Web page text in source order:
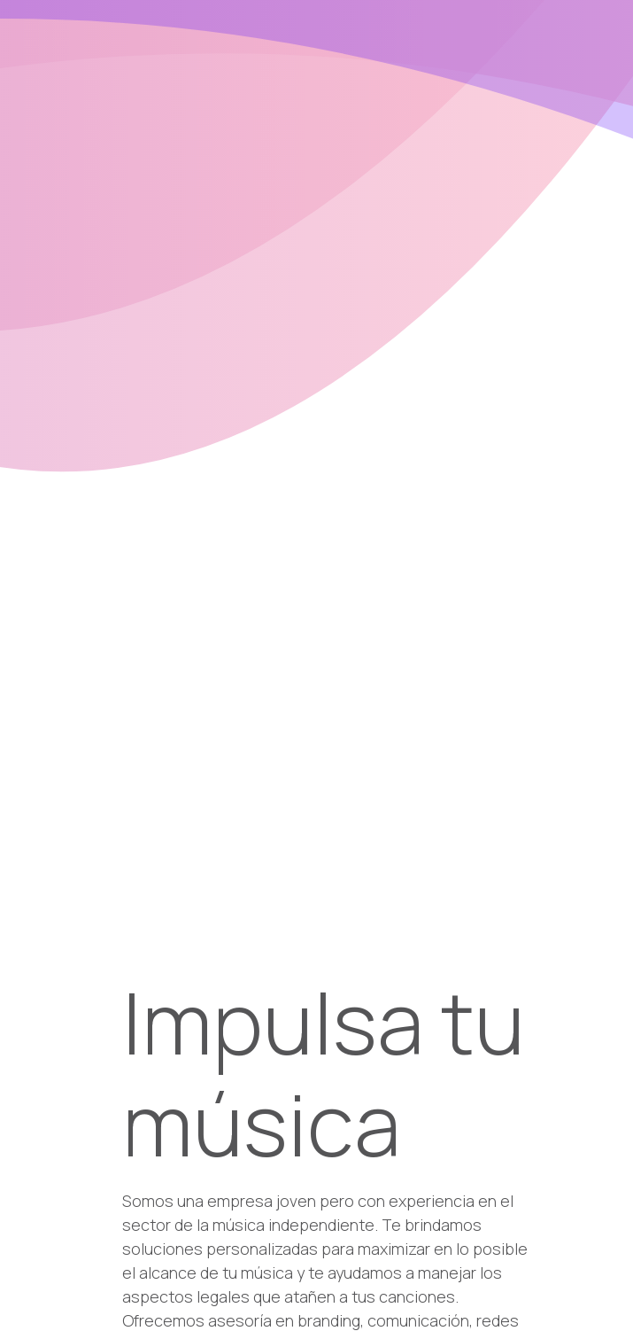
Impulsa tu
música
Somos una empresa joven pero con experiencia en el
sector de la música independiente. Te brindamos
soluciones personalizadas para maximizar en lo posible
el alcance de tu música y te ayudamos a manejar los
aspectos legales que atañen a tus canciones.
Ofrecemos asesoría en branding, comunicación, redes